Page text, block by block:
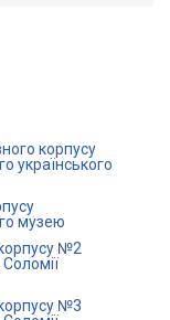
корпусу
українського
музею
№2
№3